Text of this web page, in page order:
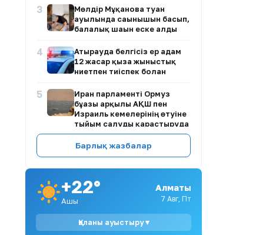
3
Мөлдір Мұқанова туған
ауылында сағынышын басып,
балалық шағын еске алды
4
Атырауда белгісіз ер адам
12 жасар қызға жыныстық
ниетпен тиіспек болған
5
Иран парламенті Ормуз
бұғазы арқылы АҚШ пен
Израиль кемелерінің өтуіне
тыйым салуды қарастыруда
Димаш Құдайберген
DiMENSIONS атты жаңа
7
Қазақстанда ертең аптап
ыстық сақталады: кей
бұршақ күтіледі
Барлық жазбалар
+22°
Ашық
Алматы
7 Авг, Пт
Қаланы ауыстыру ▾